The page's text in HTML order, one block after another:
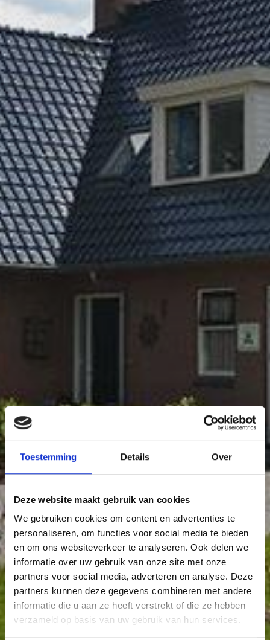
Toestemming Details Over
Deze website maakt gebruik van cookies
We gebruiken cookies om content en advertenties te
personaliseren, om functies voor social media te bieden
en om ons websiteverkeer te analyseren. Ook delen we
informatie over uw gebruik van onze site met onze
partners voor social media, adverteren en analyse. Deze
partners kunnen deze gegevens combineren met andere
informatie die u aan ze heeft verstrekt of die ze hebben
verzameld op basis van uw gebruik van hun services.